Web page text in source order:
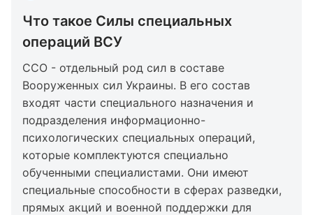
Что такое Силы специальных
операций ВСУ
ССО - отдельный род сил в составе
Вооруженных сил Украины. В его состав
входят части специального назначения и
подразделения информационно-
психологических специальных операций,
которые комплектуются специально
обученными специалистами. Они имеют
специальные способности в сферах разведки,
прямых акций и военной поддержки для